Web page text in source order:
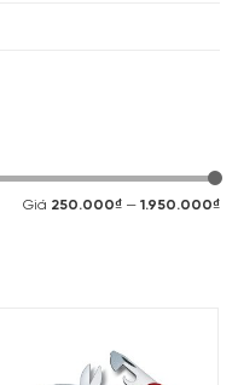
Giá 250.000₫ — 1.950.000₫